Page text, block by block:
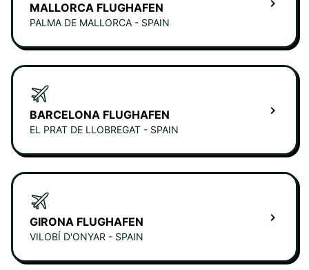
MALLORCA FLUGHAFEN
PALMA DE MALLORCA - SPAIN
BARCELONA FLUGHAFEN
EL PRAT DE LLOBREGAT - SPAIN
GIRONA FLUGHAFEN
VILOBÍ D'ONYAR - SPAIN